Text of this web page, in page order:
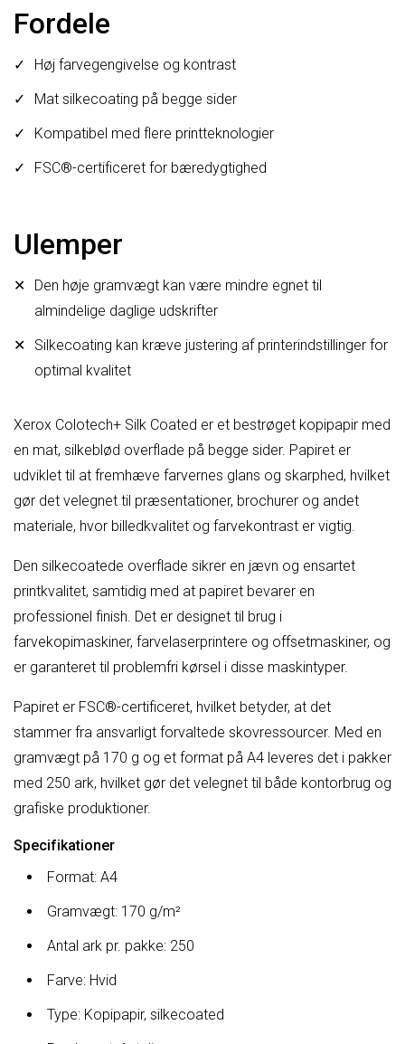
Xerox Colotech+ Silk Coated er et bestrøget kopipapir med
en mat, silkeblød overflade på begge sider. Papiret er
udviklet til at fremhæve farvernes glans og skarphed, hvilket
gør det velegnet til præsentationer, brochurer og andet
materiale, hvor billedkvalitet og farvekontrast er vigtig.
Den silkecoatede overflade sikrer en jævn og ensartet
printkvalitet, samtidig med at papiret bevarer en
professionel finish. Det er designet til brug i
farvekopimaskiner, farvelaserprintere og offsetmaskiner, og
er garanteret til problemfri kørsel i disse maskintyper.
Papiret er FSC®-certificeret, hvilket betyder, at det
stammer fra ansvarligt forvaltede skovressourcer. Med en
gramvægt på 170 g og et format på A4 leveres det i pakker
med 250 ark, hvilket gør det velegnet til både kontorbrug og
grafiske produktioner.
Fordele
Høj farvegengivelse og kontrast
Mat silkecoating på begge sider
Kompatibel med flere printteknologier
FSC®-certificeret for bæredygtighed
Ulemper
Den høje gramvægt kan være mindre egnet til
almindelige daglige udskrifter
Silkecoating kan kræve justering af printerindstillinger for
optimal kvalitet
Specifikationer
Format: A4
Gramvægt: 170 g/m²
Antal ark pr. pakke: 250
Farve: Hvid
Type: Kopipapir, silkecoated